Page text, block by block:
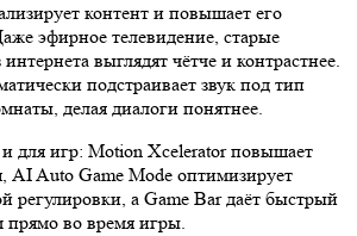
контент и повышает его
эфирное телевидение, старые
выглядят чётче и контрастнее.
подстраивает звук под тип
делая диалоги понятнее.
для игр: Motion Xcelerator повышает
AI Auto Game Mode оптимизирует
регулировки, а Game Bar даёт быстрый
прямо во время игры.